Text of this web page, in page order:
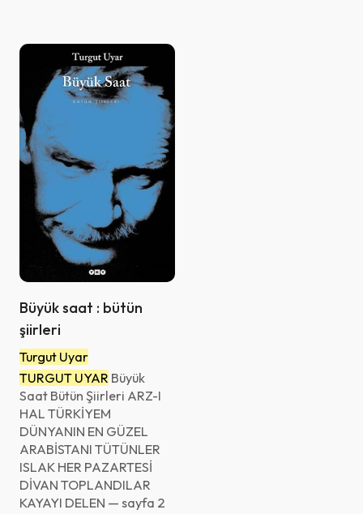
Büyük saat : bütün
şiirleri
Turgut Uyar
TURGUT UYAR Büyük
Saat Bütün Şiirleri ARZ-I
HAL TÜRKİYEM
DÜNYANIN EN GÜZEL
ARABİSTANI TÜTÜNLER
ISLAK HER PAZARTESİ
DİVAN TOPLANDILAR
KAYAYI DELEN — sayfa 2